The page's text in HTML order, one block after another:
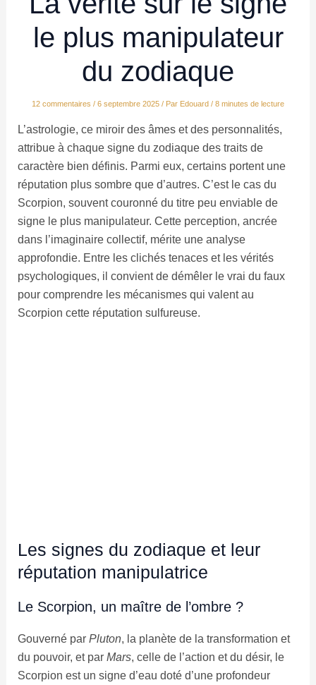
le plus manipulateur
du zodiaque
12 commentaires / 6 septembre 2025 / Par Edouard / 8 minutes de lecture
L’astrologie, ce miroir des âmes et des personnalités,
attribue à chaque signe du zodiaque des traits de
caractère bien définis. Parmi eux, certains portent une
réputation plus sombre que d’autres. C’est le cas du
Scorpion, souvent couronné du titre peu enviable de
signe le plus manipulateur. Cette perception, ancrée
dans l’imaginaire collectif, mérite une analyse
approfondie. Entre les clichés tenaces et les vérités
psychologiques, il convient de démêler le vrai du faux
pour comprendre les mécanismes qui valent au
Scorpion cette réputation sulfureuse.
Les signes du zodiaque et leur
réputation manipulatrice
Le Scorpion, un maître de l’ombre ?
Gouverné par Pluton, la planète de la transformation et
du pouvoir, et par Mars, celle de l’action et du désir, le
Scorpion est un signe d’eau doté d’une profondeur